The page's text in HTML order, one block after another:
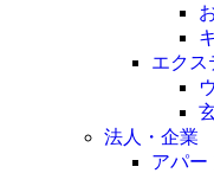
エクス
法人・企業
アパー